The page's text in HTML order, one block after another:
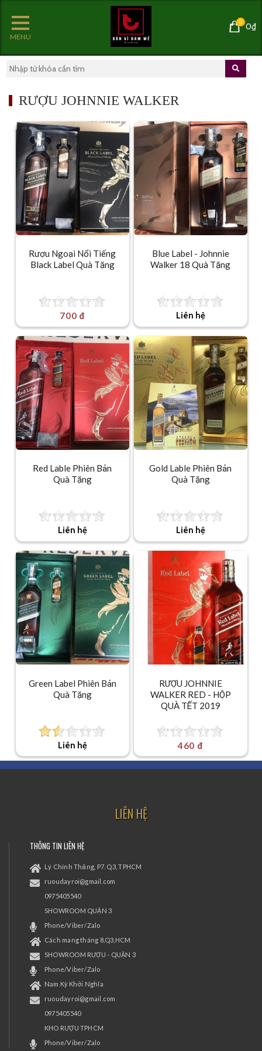
MENU
0 0₫
RƯỢU JOHNNIE WALKER
Rượu Ngoại Nổi Tiếng
Black Label Quà Tặng
700 đ
Blue Label - Johnnie
Walker 18 Quà Tặng
Liên hệ
Red Lable Phiên Bản
Quà Tặng
Liên hệ
Gold Lable Phiên Bản
Quà Tặng
Liên hệ
Green Label Phiên Bản
Quà Tặng
Liên hệ
RƯỢU JOHNNIE
WALKER RED - HỘP
QUÀ TẾT 2019
460 đ
LIÊN HỆ
THÔNG TIN LIÊN HỆ
Lý Chính Thắng, P7. Q3, TPHCM
ruoudayroi@gmail.com
0975405540
SHOWROOM QUẬN 3
Phone/Viber/Zalo
Cách mang tháng 8,Q3,HCM
SHOWROOM RƯỢU - QUẬN 3
Phone/Viber/Zalo
Nam Kỳ Khởi Nghĩa
ruoudayroi@gmail.com
0975405540
KHO RƯỢU TPHCM
Phone/Viber/Zalo